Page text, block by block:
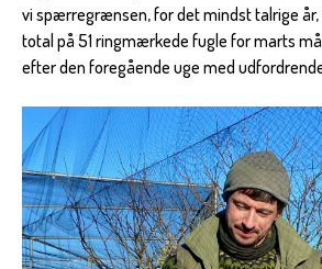
vi spærregrænsen, for det mindst talrige
total på 51 ringmærkede fugle for marts
efter den foregående uge med